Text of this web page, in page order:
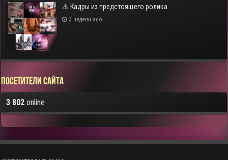
⚠️ Кадры из предстоящего ролика
3 недели ago
Посетители сайта
3 802 online